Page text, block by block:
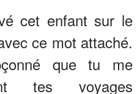
cet enfant sur le
ce mot attaché.
que tu me
tes voyages